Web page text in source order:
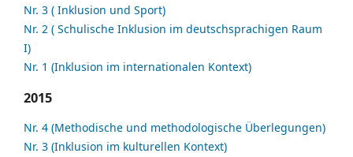
Nr. 3 ( Inklusion und Sport)
Nr. 2 ( Schulische Inklusion im deutschsprachigen Raum
I)
Nr. 1 (Inklusion im internationalen Kontext)
2015
Nr. 4 (Methodische und methodologische Überlegungen)
Nr. 3 (Inklusion im kulturellen Kontext)